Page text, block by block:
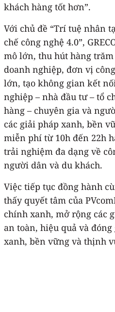
khách hàng tốt hơn”.
Với chủ đề “Trí tuệ nhân
chế công nghệ 4.0”,
mô lớn, thu hút hàng trăm
doanh nghiệp, đơn vị
lớn, tạo không gian kết
nghiệp – nhà đầu tư – tổ
hàng – chuyên gia và
các giải pháp xanh, bền
miễn phí từ 10h đến 22h
trải nghiệm đa dạng về
người dân và du khách.
Việc tiếp tục đồng hành
thấy quyết tâm của
chính xanh, mở rộng các
an toàn, hiệu quả và
xanh, bền vững và thịnh